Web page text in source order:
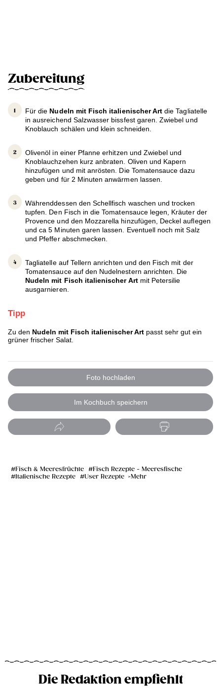
Zubereitung
Für die Nudeln mit Fisch italienischer Art die Tagliatelle
in ausreichend Salzwasser bissfest garen. Zwiebel und
Knoblauch schälen und klein schneiden.
Olivenöl in einer Pfanne erhitzen und Zwiebel und
Knoblauchzehen kurz anbraten. Oliven und Kapern
hinzufügen und mit anrösten. Die Tomatensauce dazu
geben und für 2 Minuten anwärmen lassen.
Währenddessen den Schellfisch waschen und trocken
tupfen. Den Fisch in die Tomatensauce legen, Kräuter der
Provence und den Mozzarella hinzufügen, Deckel auflegen
und ca 5 Minuten garen lassen. Eventuell noch mit Salz
und Pfeffer abschmecken.
Tagliatelle auf Tellern anrichten und den Fisch mit der
Tomatensauce auf den Nudelnestern anrichten. Die
Nudeln mit Fisch italienischer Artmit Petersilie
ausgarnieren.
Tipp
Zu den Nudeln mit Fisch italienischer Art passt sehr gut ein
grüner frischer Salat.
Foto hochladen
Im Kochbuch speichern
Fisch & Meeresfrüchte
Fisch Rezepte - Meeresfische
Italienische Rezepte
User Rezepte Mehr
Die Redaktion empfiehlt